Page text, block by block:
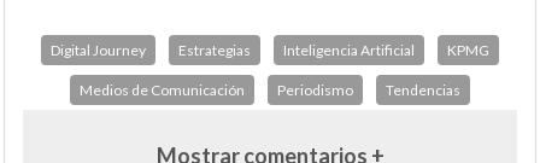
Digital Journey Estrategias Inteligencia Artificial KPMG
Medios de Comunicación Periodismo Tendencias
Mostrar comentarios +